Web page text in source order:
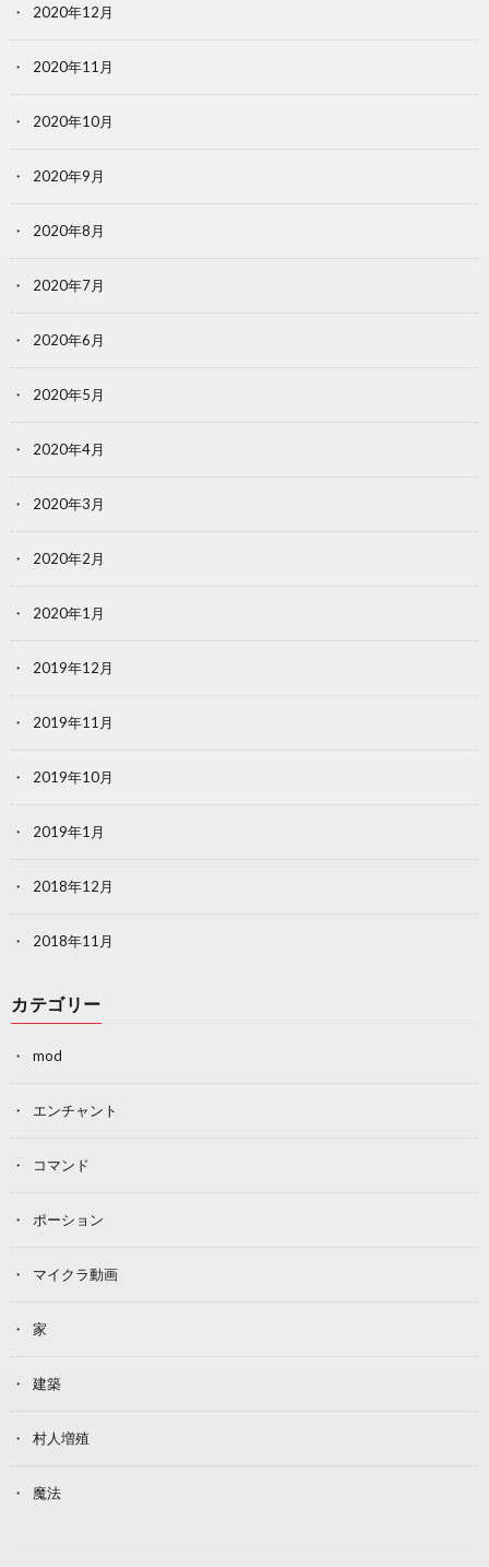
2020年12月
2020年11月
2020年10月
2020年9月
2020年8月
2020年7月
2020年6月
2020年5月
2020年4月
2020年3月
2020年2月
2020年1月
2019年12月
2019年11月
2019年10月
2019年1月
2018年12月
2018年11月
カテゴリー
mod
エンチャント
コマンド
ポーション
マイクラ動画
家
建築
村人増殖
魔法